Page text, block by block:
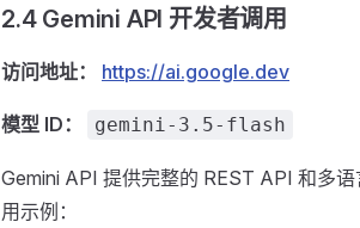
2.4 Gemini API 开发者调用
访问地址： https://ai.google.dev
模型 ID： gemini-3.5-flash
Gemini API 提供完整的 REST API 和多
用示例：